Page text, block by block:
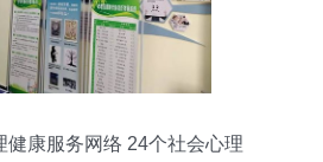
健康服务网络 24个社会心理